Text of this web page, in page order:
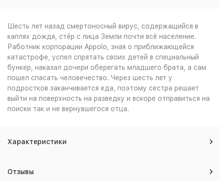
Шесть лет назад смертоносный вирус, содержащийся в
каплях дождя, стёр с лица Земли почти всё население.
Работник корпорации Appolo, зная о приближающейся
катастрофе, успел спрятать своих детей в специальный
бункер, наказал дочери оберегать младшего брата, а сам
пошел спасать человечество. Через шесть лет у
подростков заканчивается еда, поэтому сестра решает
выйти на поверхность на разведку и вскоре отправиться на
поиски так и не вернувшегося отца.
Характеристики
Отзывы